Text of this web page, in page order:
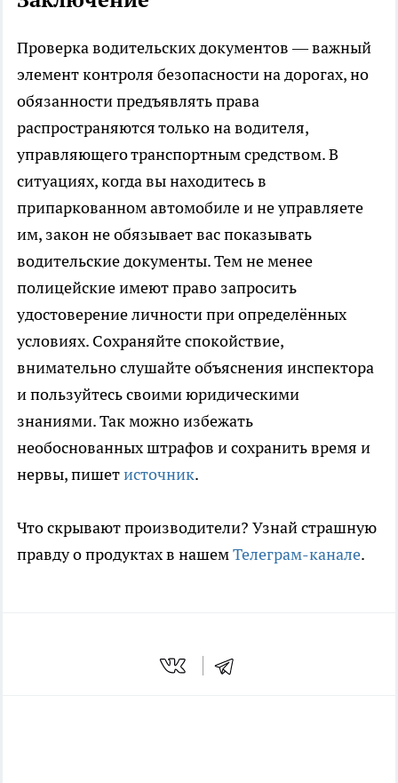
Проверка водительских документов — важный
элемент контроля безопасности на дорогах, но
обязанности предъявлять права
распространяются только на водителя,
управляющего транспортным средством. В
ситуациях, когда вы находитесь в
припаркованном автомобиле и не управляете
им, закон не обязывает вас показывать
водительские документы. Тем не менее
полицейские имеют право запросить
удостоверение личности при определённых
условиях. Сохраняйте спокойствие,
внимательно слушайте объяснения инспектора
и пользуйтесь своими юридическими
знаниями. Так можно избежать
необоснованных штрафов и сохранить время и
нервы, пишетисточник.
Что скрывают производители? Узнай страшную
правду о продуктах в нашемТелеграм-канале.